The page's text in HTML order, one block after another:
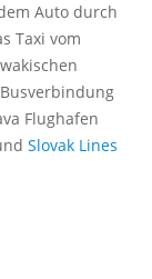
Auto durch
Taxi vom
Flughafen
Slovak Lines